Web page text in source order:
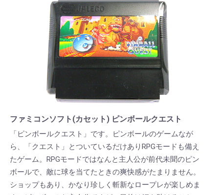
ファミコンソフト(カセット) ピンボールクエスト
「ピンボールクエスト」です。ピンボールのゲームなが
ら、「クエスト」とついているだけありRPGモードも備え
たゲーム。RPGモードではなんと主人公が前代未聞のピン
ボールで、敵に球を当てたときの爽快感がたまりません。
ショップもあり、かなり珍しく斬新なロープレが楽しめま